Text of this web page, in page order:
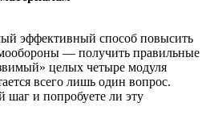
эффективный способ повысить
— получить правильные
целых четыре модуля
всего лишь один вопрос.
и попробуете ли эту